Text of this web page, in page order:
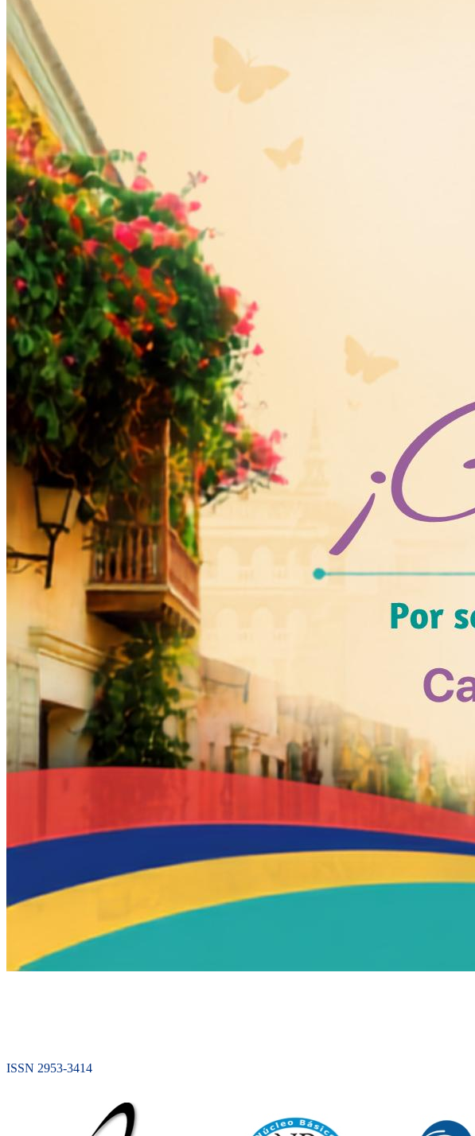
ISSN 2953-3414